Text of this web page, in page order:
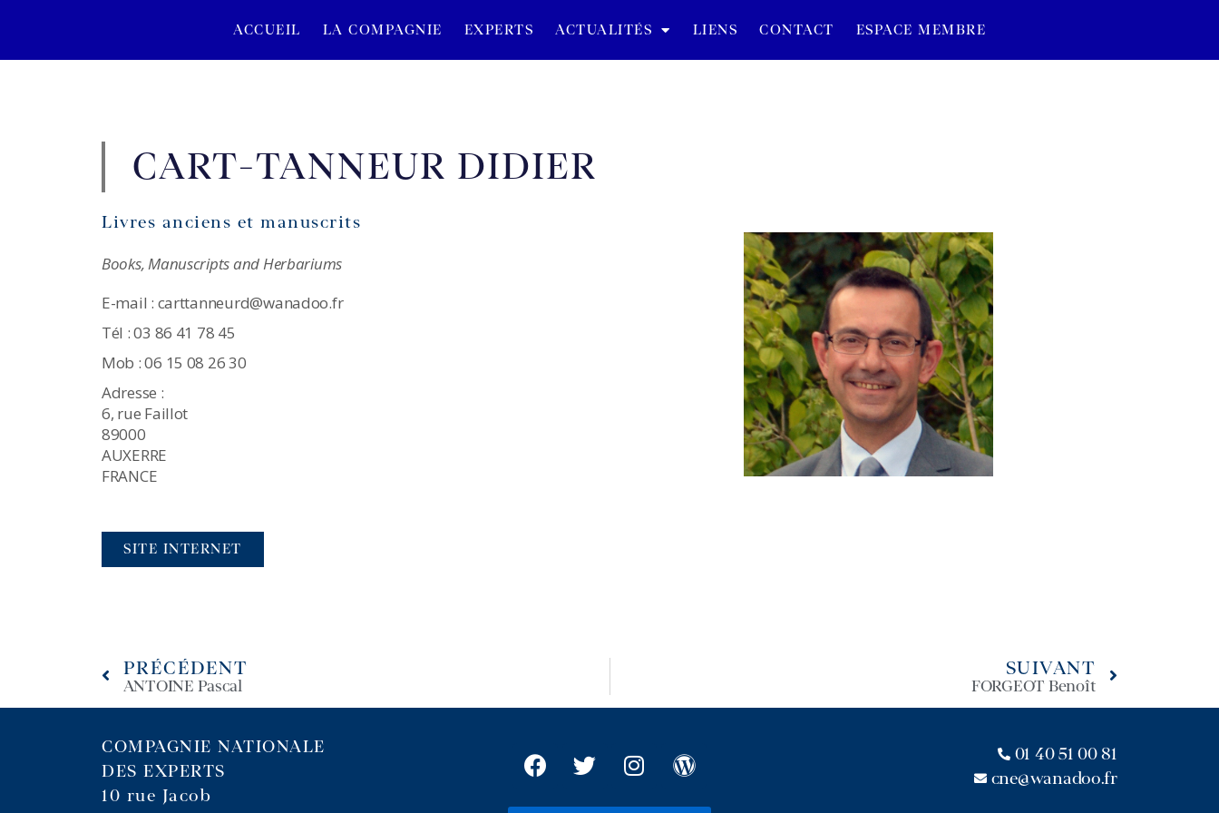
ACCUEIL LA COMPAGNIE EXPERTS ACTUALITÉS LIENS CONTACT ESPACE MEMBRE
CART-TANNEUR DIDIER
Livres anciens et manuscrits
Books, Manuscripts and Herbariums
E-mail : carttanneurd@wanadoo.fr
Tél : 03 86 41 78 45
Mob : 06 15 08 26 30
Adresse :
6, rue Faillot
89000
AUXERRE
FRANCE
SITE INTERNET
PRÉCÉDENT
ANTOINE Pascal
SUIVANT
FORGEOT Benoît
COMPAGNIE NATIONALE
DES EXPERTS
10 rue Jacob
01 40 51 00 81
cne@wanadoo.fr